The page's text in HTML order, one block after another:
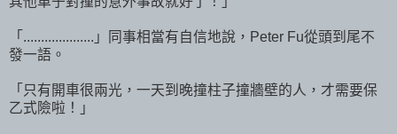
「....................」同事相當有自信地說，Peter Fu從頭到尾不
發一語。
「只有開車很兩光，一天到晚撞柱子撞牆壁的人，才需要保
乙式險啦！」